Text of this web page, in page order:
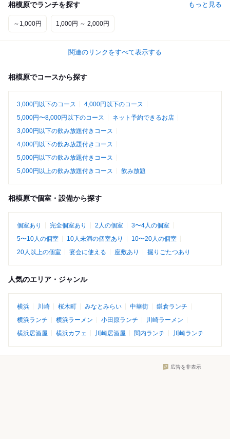
相模原でランチを探す もっと見る
～1,000円 1,000円 ～ 2,000円
関連のリンクをすべて表示する
相模原でコースから探す
3,000円以下のコース
4,000円以下のコース
5,000円〜8,000円以下のコース
ネット予約できるお店
3,000円以下の飲み放題付きコース
4,000円以下の飲み放題付きコース
5,000円以下の飲み放題付きコース
5,000円以上の飲み放題付きコース
飲み放題
相模原で個室・設備から探す
個室あり 完全個室あり 2人の個室
3〜4人の個室
5〜10人の個室
10人未満の個室あり
10〜20人の個室
20人以上の個室
宴会に使える 座敷あり 掘りごたつあり
人気のエリア・ジャンル
横浜 川崎 桜木町 みなとみらい 中華街
鎌倉ランチ
横浜ランチ
横浜ラーメン 小田原ランチ
川崎ラーメン
横浜居酒屋
横浜カフェ 川崎居酒屋 関内ランチ 川崎ランチ
広告を非表示